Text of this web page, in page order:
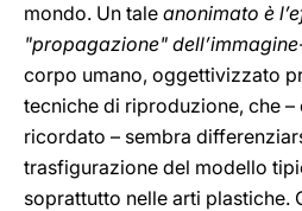
mondo. Un tale anonimato è
"propagazione" dell’immagine
corpo umano, oggettivizzato
tecniche di riproduzione, che –
ricordato – sembra
trasfigurazione del modello
soprattutto nelle arti plastiche.